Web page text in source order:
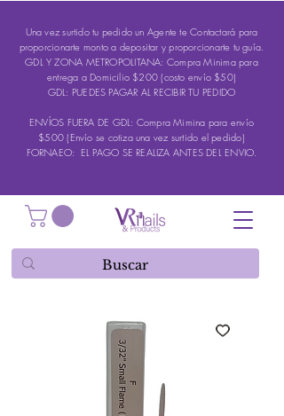
Una vez surtido tu pedido un Agente te Contactará para
proporcionarte monto a depositar y proporcionarte tu guía.
GDL Y ZONA METROPOLITANA: Compra Minima para
entrega a Domicilio $200 (costo envío $50)
GDL: PUEDES PAGAR AL RECIBIR TU PEDIDO
ENVÍOS FUERA DE GDL: Compra Mimina para envío
$500 (Envío se cotiza una vez surtido el pedido)
FORNAEO: EL PAGO SE REALIZA ANTES DEL ENVIO.